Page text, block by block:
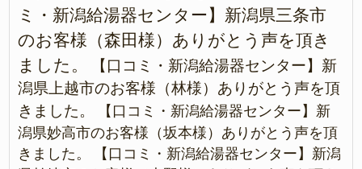
ミ・新潟給湯器センター】新潟県三条市
のお客様（森田様）ありがとう声を頂き
ました。
【口コミ・新潟給湯器センター】新
潟県上越市のお客様（林様）ありがとう声を頂
きました。
【口コミ・新潟給湯器センター】新
潟県妙高市のお客様（坂本様）ありがとう声を頂
きました。
【口コミ・新潟給湯器センター】新潟